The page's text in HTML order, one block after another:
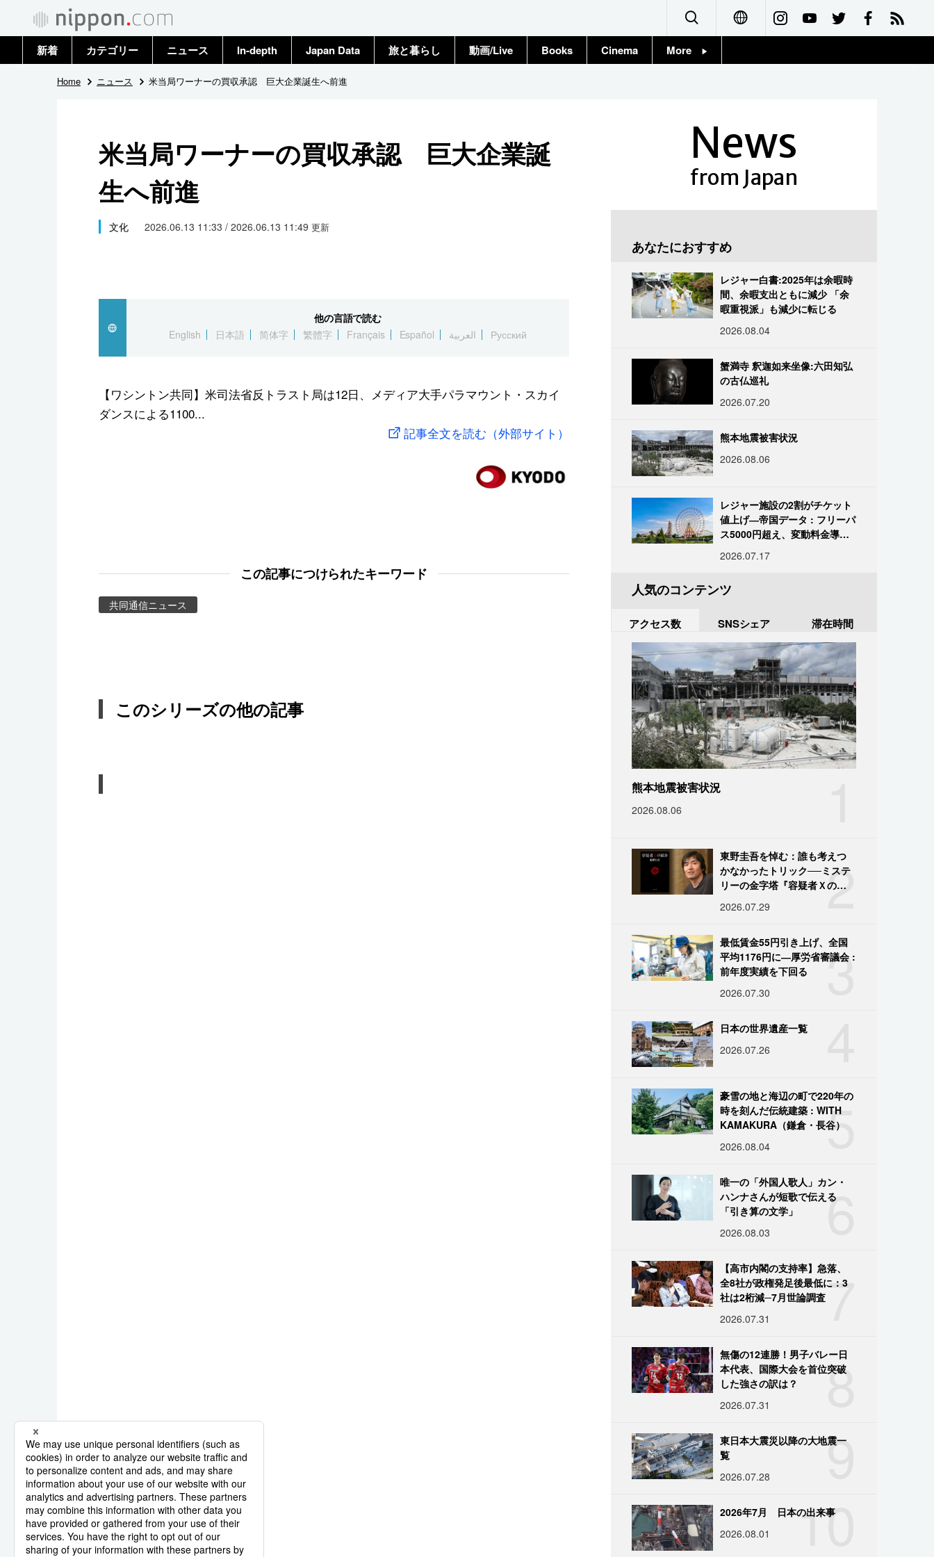
Français
新着 カテゴリー
政治・外交
国際
社会
文化
スポーツ・東京2020
ニュース
トップ
In-depth Japan Data 旅と暮らし 動画/Live Books Cinema More
Home ニュース 米当局ワーナーの買収承認 巨大企業誕生へ前進
米当局ワーナーの買収承認 巨大企業誕
生へ前進
文化 2026.06.13 11:33 / 2026.06.13 11:49 更新
他の言語で読む
English
日本語 简体字 繁體字 Français Español العربية Русский
【ワシントン共同】米司法省反トラスト局は12日、メディア大手パラマウント・スカイ
ダンスによる1100...
記事全文を読む（外部サイト）
この記事につけられたキーワード
共同通信ニュース
このシリーズの他の記事
News
from Japan
あなたにおすすめ
レジャー白書:2025年は余暇時
間、余暇支出ともに減少 「余
暇重視派」も減少に転じる
2026.08.04
蟹満寺 釈迦如来坐像:六田知弘
の古仏巡礼
2026.07.20
熊本地震被害状況
2026.08.06
レジャー施設の2割がチケット
値上げ―帝国データ : フリーパ
ス5000円超え、変動料金導入
2026.07.17
人気のコンテンツ
アクセス数 SNSシェア 滞在時間
熊本地震被害状況
2026.08.06
2
東野圭吾を悼む：誰も考えつ
かなかったトリック──ミステ
リーの金字塔『容疑者Ｘの献
2026.07.29
3
最低賃金55円引き上げ、全国
平均1176円に―厚労省審議会 :
前年度実績を下回る
2026.07.30
日本の世界遺産一覧
2026.07.26
5
豪雪の地と海辺の町で220年の
時を刻んだ伝統建築 : WITH
KAMAKURA（鎌倉・長谷）
2026.08.04
6
唯一の「外国人歌人」カン・
ハンナさんが短歌で伝える
「引き算の文学」
2026.08.03
7
【高市内閣の支持率】急落、
全8社が政権発足後最低に：3
社は2桁減─7月世論調査
2026.07.31
8
無傷の12連勝！男子バレー日
本代表、国際大会を首位突破
した強さの訳は？
2026.07.31
9
東日本大震災以降の大地震一
覧
2026.07.28
10
2026年7月 日本の出来事
2026.08.01